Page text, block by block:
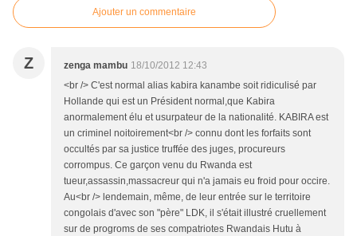
Ajouter un commentaire
Z zenga mambu 18/10/2012 12:43
<br /> C'est normal alias kabira kanambe soit ridiculisé par
Hollande qui est un Président normal,que Kabira
anormalement élu et usurpateur de la nationalité. KABIRA est
un criminel noitoirement<br /> connu dont les forfaits sont
occultés par sa justice truffée des juges, procureurs
corrompus. Ce garçon venu du Rwanda est
tueur,assassin,massacreur qui n'a jamais eu froid pour occire.
Au<br /> lendemain, même, de leur entrée sur le territoire
congolais d'avec son "père" LDK, il s'était illustré cruellement
sur de progroms de ses compatriotes Rwandais Hutu à